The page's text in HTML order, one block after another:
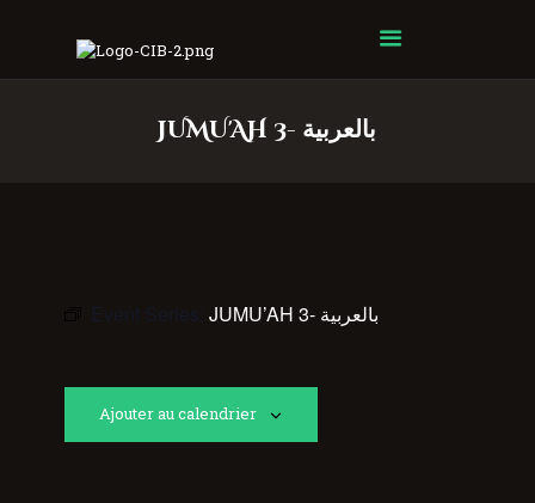
JUMU'AH 3- بالعربية
Centre Islamique Badr
Event Series: JUMU’AH 3- بالعربية
Ajouter au calendrier